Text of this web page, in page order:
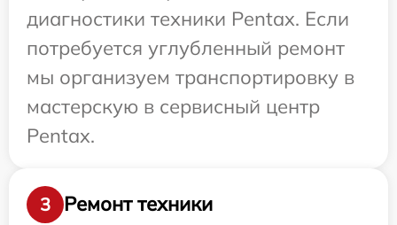
диагностики техники Pentax. Если
потребуется углубленный ремонт
мы организуем транспортировку в
мастерскую в сервисный центр
Pentax.
3
Ремонт техники